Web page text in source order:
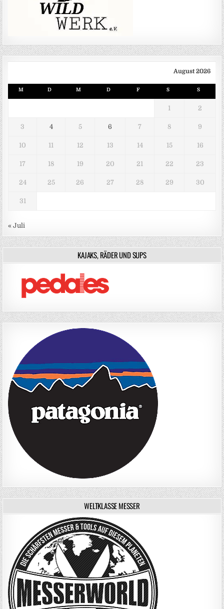
August 2026
M D M D F S S
1 2
3 4 5 6 7 8 9
10 11 12 13 14 15 16
17 18 19 20 21 22 23
24 25 26 27 28 29 30
31
« Juli
KAJAKS, RÄDER UND SUPS
WELTKLASSE MESSER